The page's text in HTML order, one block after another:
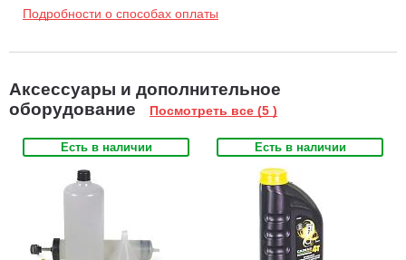
volt и встроенный стартер, с помощью которого
Подробности о способах оплаты
Аксессуары и дополнительное
оборудование
Посмотреть все (5 )
Есть в наличии Есть в наличии